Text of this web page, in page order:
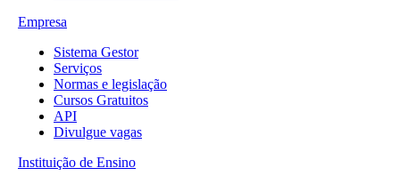
Empresa
Sistema Gestor
Serviços
Normas e legislação
Cursos Gratuitos
API
Divulgue vagas
Instituição de Ensino